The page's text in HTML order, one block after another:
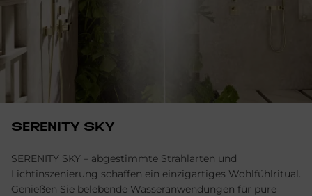
SE­RE­NI­TY SKY
SERENITY SKY – abgestimmte Strahlarten und
Lichtinszenierung schaffen ein einzigartiges Wohlfühlritual.
Genießen Sie belebende Wasseranwendungen für pure